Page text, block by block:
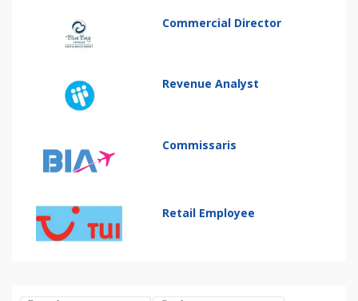
Commercial Director
Revenue Analyst
Commissaris
Retail Employee